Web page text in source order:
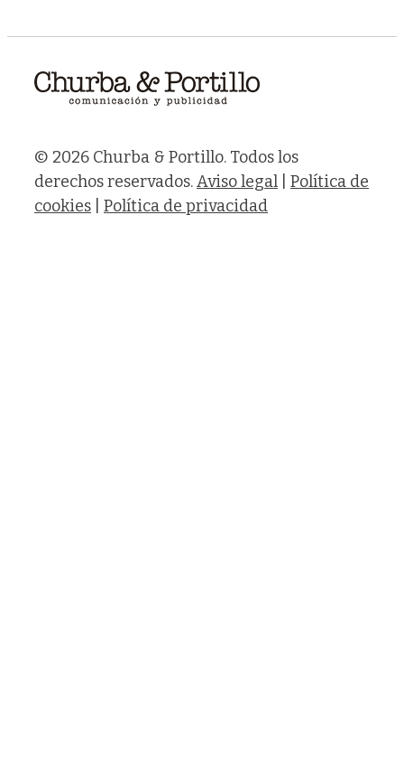
© 2026 Churba & Portillo. Todos los
derechos reservados.Aviso legal
Política de
cookies
Política de privacidad